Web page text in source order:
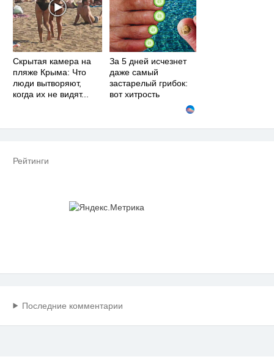
Скрытая камера на
пляже Крыма: Что
люди вытворяют,
когда их не видят...
За 5 дней исчезнет
даже самый
застарелый грибок:
вот хитрость
Рейтинги
Последние комментарии